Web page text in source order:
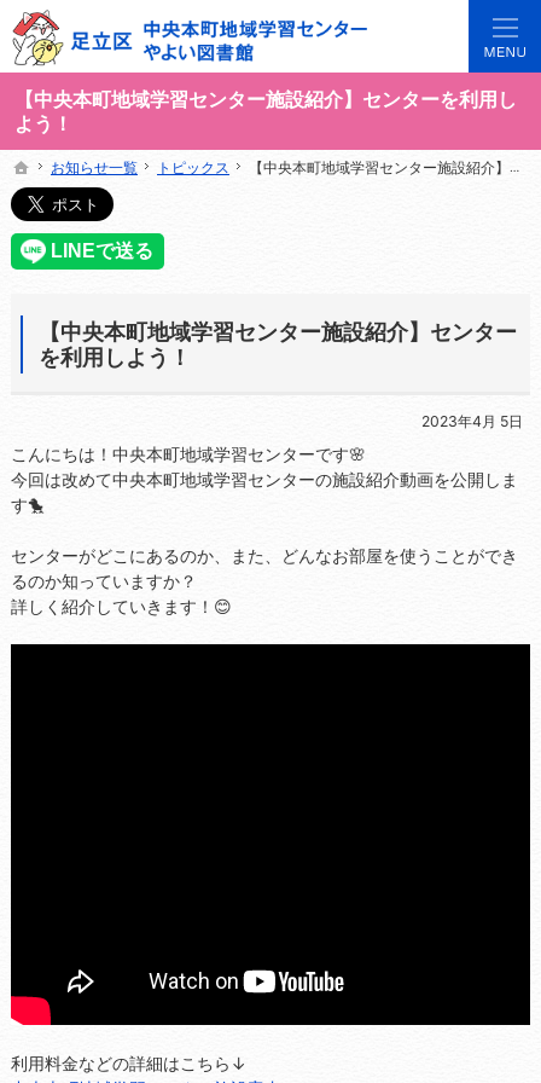
【中央本町地域学習センター施設紹介】センターを利用し
よう！
3世代で楽しめる地域のひろば。当サイトでは地域の講座や施設をご案内しています。
足立区中央本町地域学習センターや図書館の総合案内サイト
ホーム
お知らせ一覧 トピックス 【中央本町地域学習センター施設紹介】センターを利用しよう！
【中央本町地域学習センター施設紹介】センター
を利用しよう！
2023年4月 5日
こんにちは！中央本町地域学習センターです🌸
今回は改めて中央本町地域学習センターの施設紹介動画を公開しま
す🐤
センターがどこにあるのか、また、どんなお部屋を使うことができ
るのか知っていますか？
詳しく紹介していきます！😊
利用料金などの詳細はこちら↓
ホーム
お知らせ一覧 トピックス 【中央本町地域学習センター施設紹介】センターを利用しよう！